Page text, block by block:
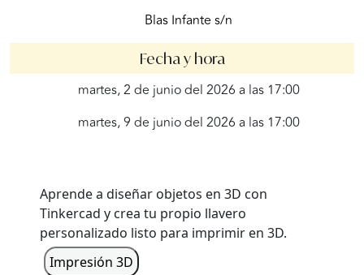
Blas Infante s/n
Fecha y hora
martes, 2 de junio del 2026 a las 17:00
martes, 9 de junio del 2026 a las 17:00
Aprende a diseñar objetos en 3D con
Tinkercad y crea tu propio llavero
personalizado listo para imprimir en 3D.
Impresión 3D